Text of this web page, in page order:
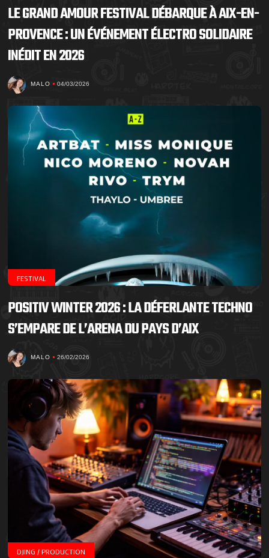
LE GRAND AMOUR FESTIVAL DÉBARQUE À AIX-EN-
PROVENCE : UN ÉVÉNEMENT ÉLECTRO SOLIDAIRE
INÉDIT EN 2026
MALO 04/03/2026
FESTIVAL
POSITIV WINTER 2026 : LA DÉFERLANTE TECHNO
S’EMPARE DE L’ARENA DU PAYS D’AIX
MALO 26/02/2026
DJING / PRODUCTION